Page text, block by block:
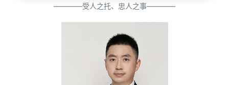
————受人之托、忠人之事————